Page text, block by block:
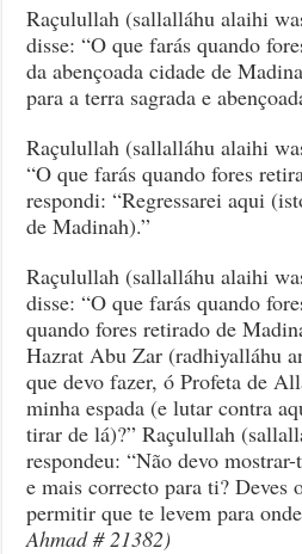
Raçulullah (sallalláhu alaihi
disse: “O que farás quando
da abençoada cidade de
para a terra sagrada e
Raçulullah (sallalláhu alaihi
“O que farás quando fores
respondi: “Regressarei aqui
de Madinah).”
Raçulullah (sallalláhu alaihi
disse: “O que farás quando
quando fores retirado de
Hazrat Abu Zar (radhiyalláhu
que devo fazer, ó Profeta de
minha espada (e lutar contra
tirar de lá)?” Raçulullah
respondeu: “Não devo
e mais correcto para ti? Deves
permitir que te levem para
Ahmad # 21382)